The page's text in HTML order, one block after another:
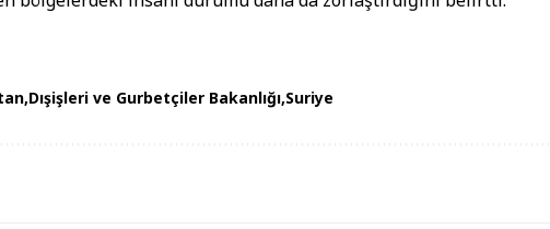
Dışişleri ve Gurbetçiler Bakanlığı Suriye